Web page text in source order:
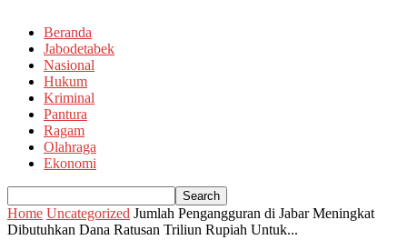
Beranda
Jabodetabek
Nasional
Hukum
Kriminal
Pantura
Ragam
Olahraga
Ekonomi
Home Uncategorized Jumlah Pengangguran di Jabar Meningkat
Dibutuhkan Dana Ratusan Triliun Rupiah Untuk...